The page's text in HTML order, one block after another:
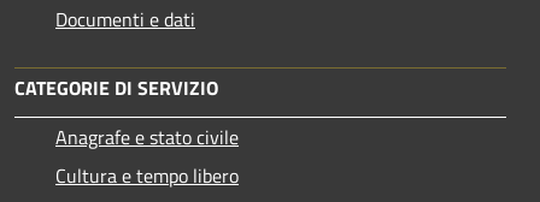
Documenti e dati
CATEGORIE DI SERVIZIO
Anagrafe e stato civile
Cultura e tempo libero